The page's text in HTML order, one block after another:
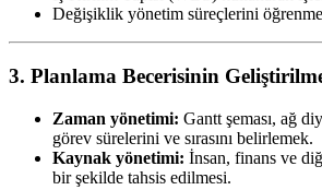
Değişiklik yönetim süreçlerini
3. Planlama Becerisinin
Zaman yönetimi: Gantt şeması, ağ
görev sürelerini ve sırasını belirlemek.
Kaynak yönetimi: İnsan, finans ve
bir şekilde tahsis edilmesi.